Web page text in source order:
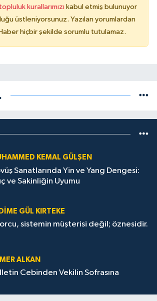
topluluk kurallarımızı kabul etmiş bulunuyor
üstleniyorsunuz. Yazılan yorumlardan
hiçbir şekilde sorumlu tutulamaz.
KEMAL GÜLŞEN
Sanatlarında Yin ve Yang Dengesi:
ve Sakinliğin Uyumu
GÜL KIRTEKE
sistemin müşterisi değil; öznesidir.
ALKAN
Cebinden Vekilin Sofrasına